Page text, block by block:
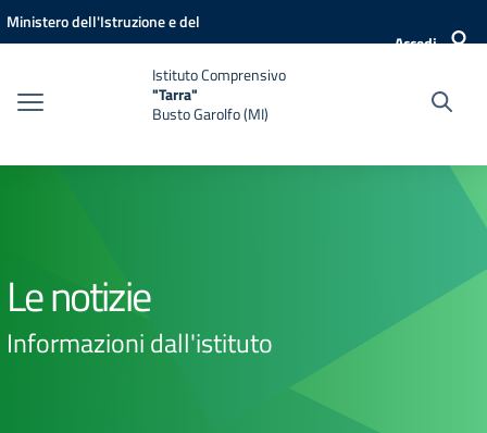
Vai ai contenuti
Vai al menu di navigazione
Vai al footer
Ministero dell'Istruzione e del
Accedi
Istituto Comprensivo
"Tarra"
Busto Garolfo (MI)
Le notizie
Informazioni dall'istituto